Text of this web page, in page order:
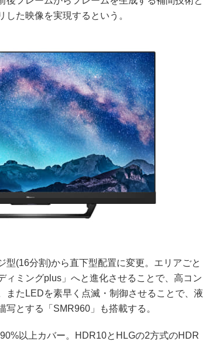
た映像を実現するという。
型(16分割)から直下型配置に変更。エリアごと
ィミングplus」へと進化させることで、高コン
またLEDを素早く点滅・制御させることで、液
とする「SMR960」も搭載する。
以上カバー。HDR10とHLGの2方式のHDR